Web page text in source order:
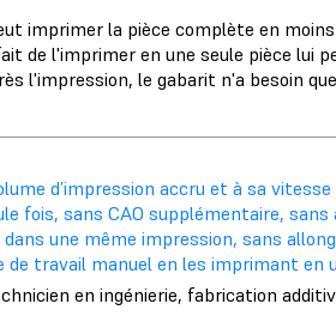
imprimer la pièce complète en
de l'imprimer en une seule pièce lui
l'impression, le gabarit n'a besoin
d’impression accru et à sa
fois, sans CAO supplémentaire,
une même impression, sans
de travail manuel en les imprimant en
en ingénierie, fabrication